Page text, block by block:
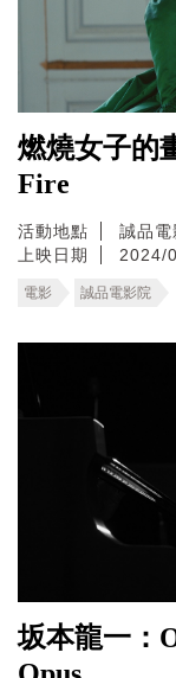
燃燒女子的
Fire
活動地點
誠品電
上映日期
2024/
電影 誠品電影院
坂本龍一：